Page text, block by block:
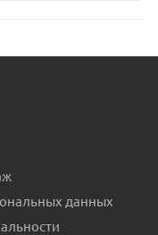
данных